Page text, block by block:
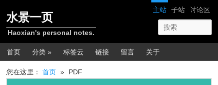
网站导航
主站 子站 讨论区
水景一页
Haoxian's personal notes.
主菜单
首页 分类 » 标签云 链接 留言 关于
您在这里：首页 » PDF